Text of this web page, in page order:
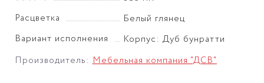
Расцветка
Белый глянец
Вариант исполнения
Корпус: Дуб бунратти
Производитель:Мебельная компания "ДСВ"